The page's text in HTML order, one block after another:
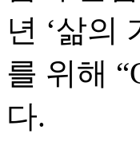
년 ‘삶의
를 위해
다.